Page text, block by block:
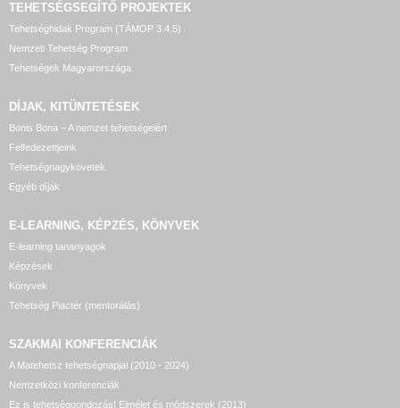
TEHETSÉGSEGÍTŐ PROJEKTEK
Tehetséghidak Program (TÁMOP 3.4.5)
Nemzeti Tehetség Program
Tehetségek Magyarországa
DÍJAK, KITÜNTETÉSEK
Bonis Bona – A nemzet tehetségeiért
Felfedezettjeink
Tehetségnagykövetek
Egyéb díjak
E-LEARNING, KÉPZÉS, KÖNYVEK
E-learning tananyagok
Képzések
Könyvek
Tehetség Piactér (mentorálás)
SZAKMAI KONFERENCIÁK
A Matehetsz tehetségnapjai (2010 - 2024)
Nemzetközi konferenciák
Ez is tehetséggondozás! Elmélet és módszerek (2013)